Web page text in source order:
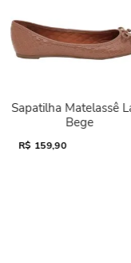
Sapatilha Matelassê
Bege
R$ 159,90